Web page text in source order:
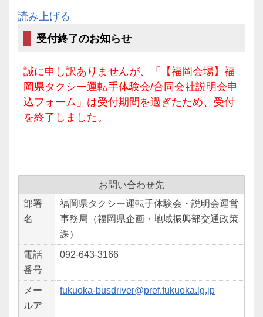
読み上げる
受付終了のお知らせ
誠に申し訳ありませんが、「【福岡会場】福
岡県タクシー運転手体験会/合同会社説明会申
込フォーム」は受付期間を過ぎたため、受付
を終了しました。
お問い合わせ先
部署
名
福岡県タクシー運転手体験会・説明会運営
事務局（福岡県企画・地域振興部交通政策
課）
電話
番号
092-643-3166
メー
ルア
fukuoka-busdriver@pref.fukuoka.lg.jp